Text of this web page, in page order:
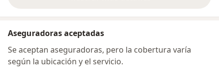
Aseguradoras aceptadas
Se aceptan aseguradoras, pero la cobertura varía
según la ubicación y el servicio.